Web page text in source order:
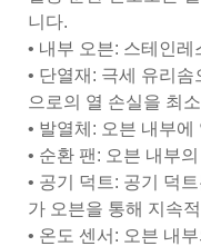
니다.
• 내부 오븐: 스테인
• 단열재: 극세 유리
으로의 열 손실을 최
• 발열체: 오븐 내부
• 순환 팬: 오븐 내부
• 공기 덕트: 공기 덕
가 오븐을 통해 지속
• 온도 센서: 오븐 내